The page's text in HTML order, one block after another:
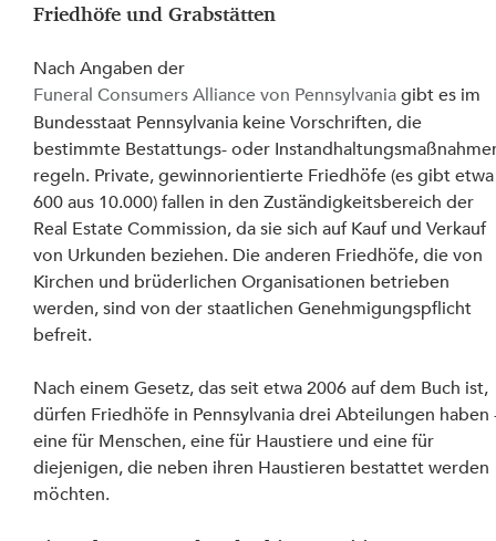
Friedhöfe und Grabstätten
Nach Angaben der
Funeral Consumers Alliance von Pennsylvania gibt es im
Bundesstaat Pennsylvania keine Vorschriften, die
bestimmte Bestattungs- oder
regeln. Private, gewinnorientierte Friedhöfe (es gibt
600 aus 10.000) fallen in den Zuständigkeitsbereich der
Real Estate Commission, da sie sich auf Kauf und Verkauf
von Urkunden beziehen. Die anderen Friedhöfe, die von
Kirchen und brüderlichen Organisationen betrieben
werden, sind von der staatlichen Genehmigungspflicht
befreit.
Nach einem Gesetz, das seit etwa 2006 auf dem Buch ist,
dürfen Friedhöfe in Pennsylvania drei Abteilungen
eine für Menschen, eine für Haustiere und eine für
diejenigen, die neben ihren Haustieren bestattet werden
möchten.